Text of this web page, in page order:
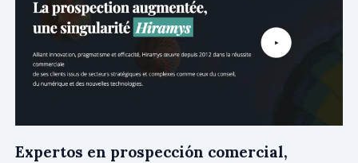
Expertos en prospección comercial,